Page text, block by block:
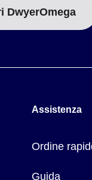
direzione
a 235, 22
DwyerOmega
Assistenza
Ordine
Guida